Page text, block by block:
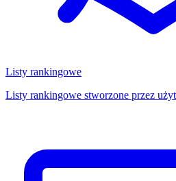
Listy rankingowe
Listy rankingowe stworzone przez